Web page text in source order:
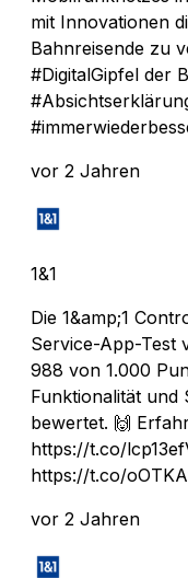
mit Innovationen
Bahnreisende zu
#DigitalGipfel der
vor 2 Jahren
1&1
Die 1&amp;1
Service-App-Test
988 von 1.000
Funktionalität und
bewertet. 🙌
https://t.co/
https://t.co/
vor 2 Jahren